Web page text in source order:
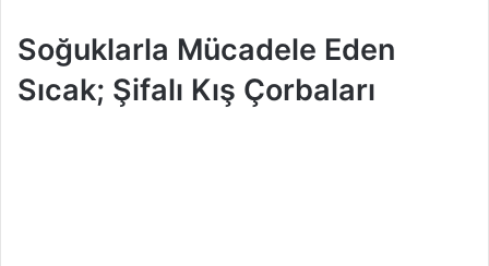
Soğuklarla Mücadele Eden
Sıcak; Şifalı Kış Çorbaları